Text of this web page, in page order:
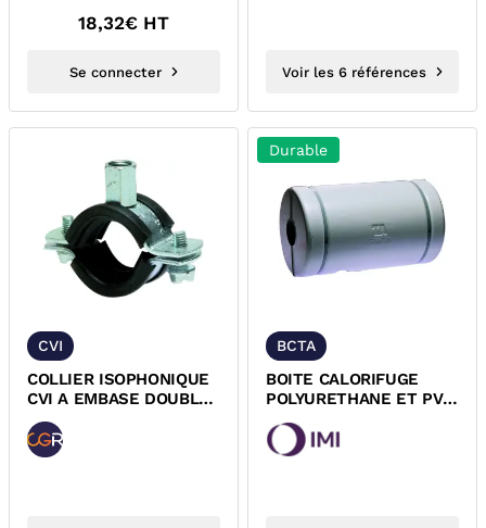
18,32€ HT
Se connecter Voir les 6 références
CVI
COLLIER ISOPHONIQUE
CVI A EMBASE DOUBLE
M8/M10
Durable
BCTA
BOITE CALORIFUGE
POLYURETHANE ET PVC
POUR ROBINET
D'EQUILIBRAGE IMI...